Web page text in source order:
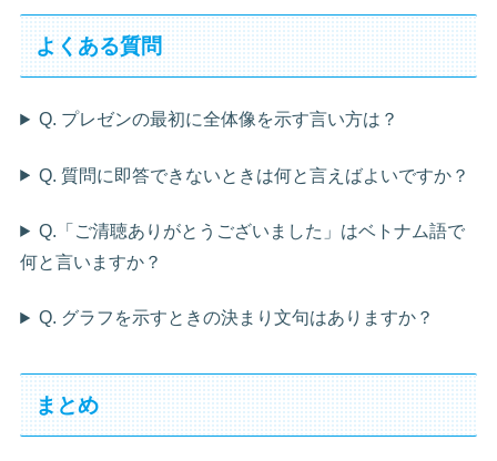
よくある質問
Q. プレゼンの最初に全体像を示す言い方は？
Q. 質問に即答できないときは何と言えばよいですか？
Q.「ご清聴ありがとうございました」はベトナム語で
何と言いますか？
Q. グラフを示すときの決まり文句はありますか？
まとめ